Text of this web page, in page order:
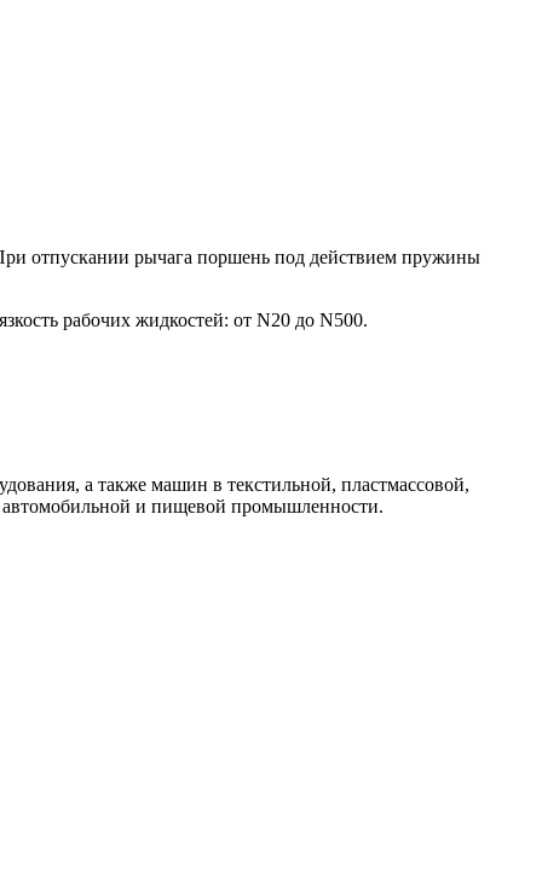
отпускании рычага поршень под действием пружины
рабочих жидкостей: от N20 до N500.
а также машин в текстильной, пластмассовой,
автомобильной и пищевой промышленности.